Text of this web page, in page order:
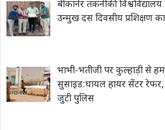
बीकानेर तकनीकी
उन्मुख दस दिवसीय प्रशिक्षण
भाभी-भतीजी पर कुल्हाड़ी से
सुसाइड:घायल हायर सेंटर
जुटी पुलिस